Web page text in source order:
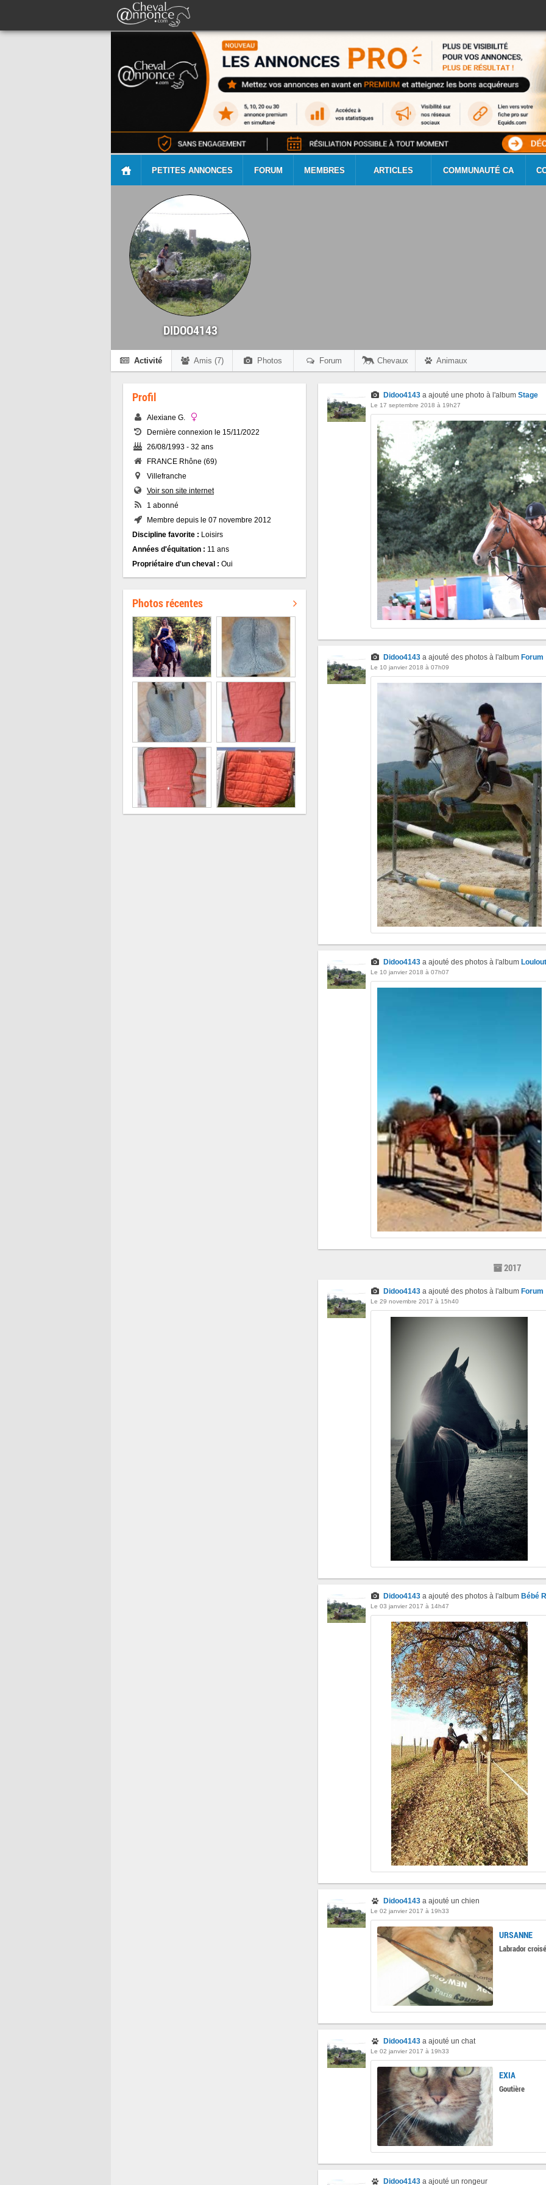
PETITES ANNONCES FORUM MEMBRES ARTICLES COMMUNAUTÉ CA
DIDOO4143
Activité Amis (7) Photos Forum Chevaux Animaux
Profil
Alexiane G.
Dernière connexion le 15/11/2022
26/08/1993 - 32 ans
FRANCE Rhône (69)
Villefranche
Voir son site internet
1 abonné
Membre depuis le 07 novembre 2012
Discipline favorite : Loisirs
Années d'équitation : 11 ans
Propriétaire d'un cheval : Oui
Photos récentes
Didoo4143 a ajouté une photo à l'albumStage
Le 17 septembre 2018 à 19h27
Didoo4143 a ajouté des photos à l'album Forum
Le 10 janvier 2018 à 07h09
Didoo4143 a ajouté des photos à l'album
Le 10 janvier 2018 à 07h07
2017
Didoo4143 a ajouté des photos à l'album Forum
Le 29 novembre 2017 à 15h40
Didoo4143 a ajouté des photos à l'album Bébé
Le 03 janvier 2017 à 14h47
Didoo4143 a ajouté un chien
Le 02 janvier 2017 à 19h33
URSANNE
Labrador
Didoo4143 a ajouté un chat
Le 02 janvier 2017 à 19h33
EXIA
Goutière
Didoo4143 a ajouté un rongeur